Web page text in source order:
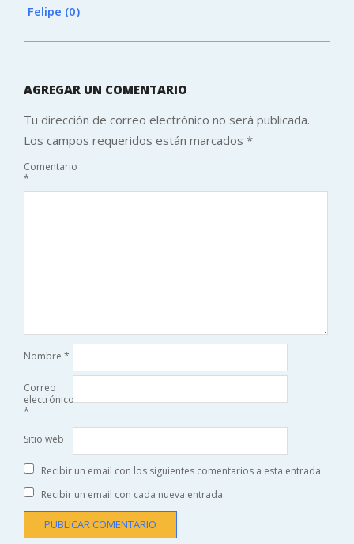
Felipe (0)
AGREGAR UN COMENTARIO
Tu dirección de correo electrónico no será publicada.
Los campos requeridos están marcados *
Comentario
*
Nombre *
Correo
electrónico
*
Sitio web
Recibir un email con los siguientes comentarios a esta entrada.
Recibir un email con cada nueva entrada.